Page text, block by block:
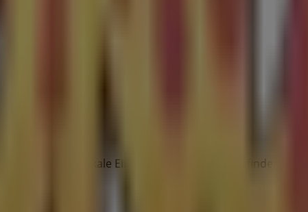
das das lokale Einkaufen weltweit neu erfindet.